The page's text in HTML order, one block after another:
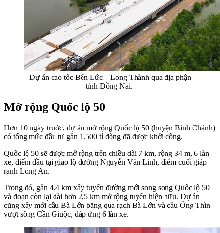
Dự án cao tốc Bến Lức – Long Thành qua địa phận
tỉnh Đồng Nai.
Mở rộng Quốc lộ 50
Hơn 10 ngày trước, dự án mở rộng Quốc lộ 50 (huyện Bình Chánh)
có tổng mức đầu tư gần 1.500 tỉ đồng đã được khởi công.
Quốc lộ 50 sẽ được mở rộng trên chiều dài 7 km, rộng 34 m, 6 làn
xe, điểm đầu tại giao lộ đường Nguyễn Văn Linh, điểm cuối giáp
ranh Long An.
Trong đó, gần 4,4 km xây tuyến đường mới song song Quốc lộ 50
và đoạn còn lại dài hơn 2,5 km mở rộng tuyến hiện hữu. Dự án
cũng xây mới cầu Bà Lớn băng qua rạch Bà Lớn và cầu Ông Thìn
vượt sông Cần Giuộc, đáp ứng 6 làn xe.